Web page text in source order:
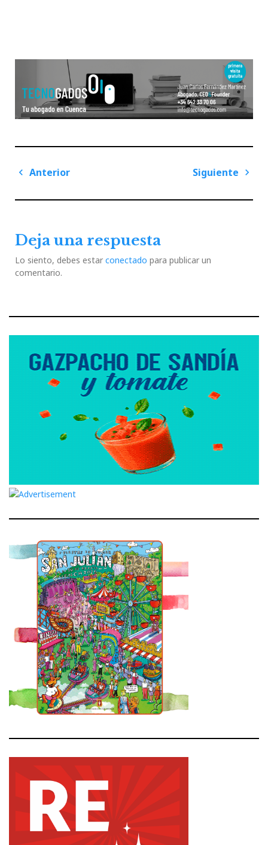
Navegación
entradas
Anterior
Siguiente
Deja una respuesta
Lo siento, debes estar conectado para publicar un
comentario.